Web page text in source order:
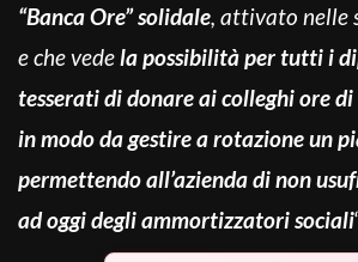
“Banca Ore” solidale, attivato nelle
e che vedela possibilità per tutti i
tesserati di donare ai colleghi ore di
in modo da gestire a rotazione un
permettendo all’azienda di non
adoggidegli ammortizzatori sociali